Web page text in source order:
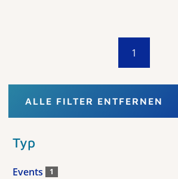
1
ALLE FILTER ENTFERNEN
Typ
Events 1